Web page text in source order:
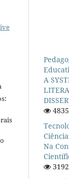
A
4835
Na
3192